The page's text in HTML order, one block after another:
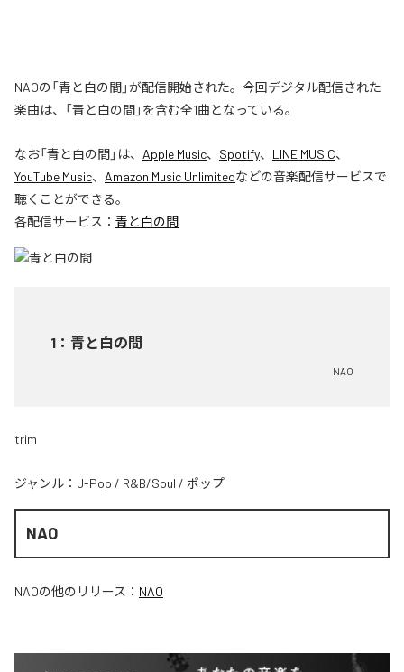
NAOの「青と白の間」が配信開始された。今回デジタル配信された
楽曲は、「青と白の間」を含む全1曲となっている。
なお「青と白の間」は、 Apple Music、 Spotify、 LINE MUSIC、
YouTube Music、 Amazon Music Unlimitedなどの音楽配信サービスで
聴くことができる。
各配信サービス： 青と白の間
1 ： 青と白の間
NAO
trim
ジャンル： J-Pop / R&B/Soul / ポップ
NAO
NAOの他のリリース： NAO